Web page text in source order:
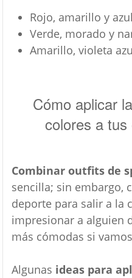
Rojo, amarillo y azul
Verde, morado y
Amarillo, violeta
Cómo aplicar
colores a
Combinar outfits de
sencilla; sin embargo,
deporte para salir a la
impresionar a alguien
más cómodas si
Algunas ideas para